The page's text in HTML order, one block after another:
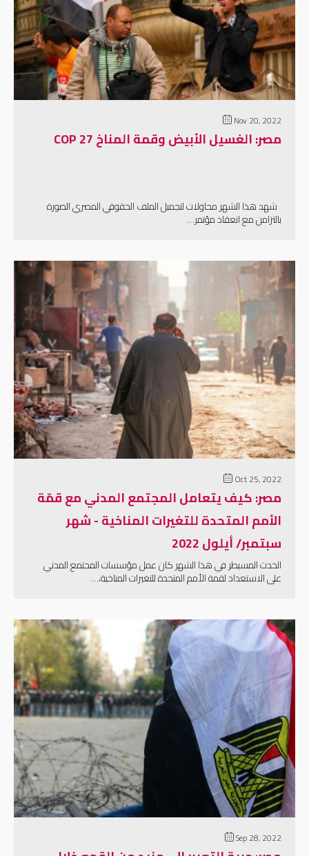
إقرأ المزيد
Nov 20, 2022
مصر: الغسيل الأبيض وقمة المناخ COP 27
شهد هذا الشهر محاولات لتجميل الملف الحقوقي المصري الصورة
بالتزامن مع انعقاد مؤتمر…
إقرأ المزيد
Oct 25, 2022
مصر: كيف يتعامل المجتمع المدني مع قمّة
الأمم المتحدة للتغيرات المناخية - شهر
سبتمبر/ أيلول 2022
الحدث المسيطر في هذا الشهر كان عمل مؤسسات المجتمع المدني
على الاستعداد لقمة الأمم المتحدة للتغيرات المناخية،…
إقرأ المزيد
Sep 28, 2022